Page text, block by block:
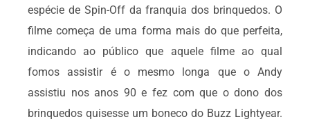
espécie de Spin-Off da franquia dos brinquedos. O
filme começa de uma forma mais do que perfeita,
indicando ao público que aquele filme ao qual
fomos assistir é o mesmo longa que o Andy
assistiu nos anos 90 e fez com que o dono dos
brinquedos quisesse um boneco do Buzz Lightyear.